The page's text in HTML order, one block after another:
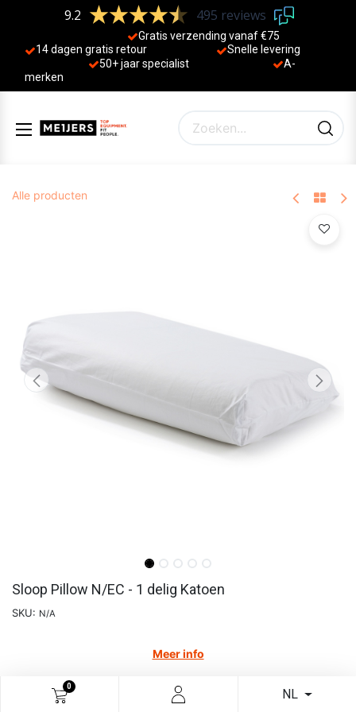
0
NL
9.2 495 reviews
Gratis verzending vanaf €75
14 dagen gratis retour
Sne lle levering
50+ jaar specialist
A-
merken
Alle producten
Sloop Pillow N/EC - 1 delig Katoen
SKU: N/A
Meer info